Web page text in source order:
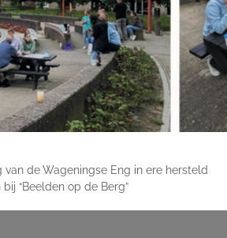
de Wageningse Eng in ere hersteld
“Beelden op de Berg”